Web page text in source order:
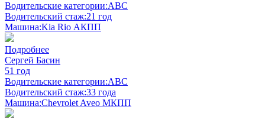
Водительские категории:ABC
Водительский стаж:21 год
Машина:Kia Rio АКПП
Подробнее
Сергей Басин
51 год
Водительские категории:ABC
Водительский стаж:33 года
Машина:Chevrolet Aveo МКПП